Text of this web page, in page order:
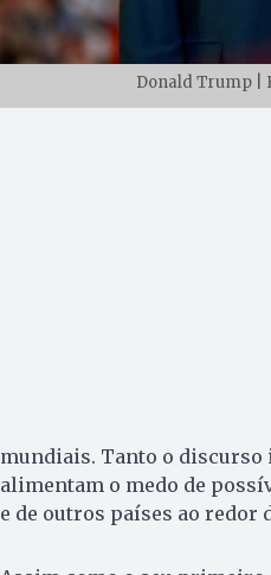
Donald Trump |
mundiais. Tanto o discurso
alimentam o medo de
e de outros países ao redor